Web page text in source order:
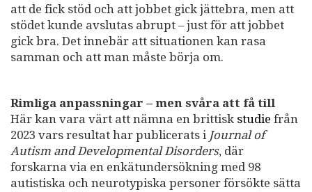
att de fick stöd och att jobbet gick jättebra, men att
stödet kunde avslutas abrupt – just för att jobbet
gick bra. Det innebär att situationen kan rasa
samman och att man måste börja om.
Rimliga anpassningar – men svåra att få till
Här kan vara värt att nämna en brittisk studie från
2023 vars resultat har publicerats i Journal of
Autism and Developmental Disorders, där
forskarna via en enkätundersökning med 98
autistiska och neurotypiska personer försökte sätta